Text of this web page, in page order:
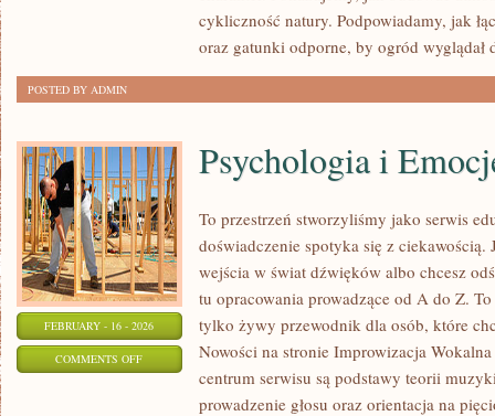
SZKODNIKI
cykliczność natury. Podpowiadamy, jak
oraz gatunki odporne, by ogród wyglądał
POSTED BY ADMIN
FEBRUARY - 16 - 2026
COMMENTS OFFON
PSYCHOLOGIA
Psychologia i
To przestrzeń stworzyliśmy jako serwis
doświadczenie spotyka się z ciekawością.
wejścia w świat dźwięków albo chcesz
tu opracowania prowadzące od A do Z.
tylko żywy przewodnik dla osób, które
Nowości na stronie Improwizacja
centrum serwisu są podstawy teorii
prowadzenie głosu oraz orientacja na